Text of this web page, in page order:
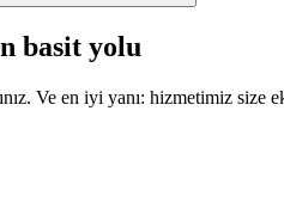
basit yolu
Ve en iyi yanı: hizmetimiz size